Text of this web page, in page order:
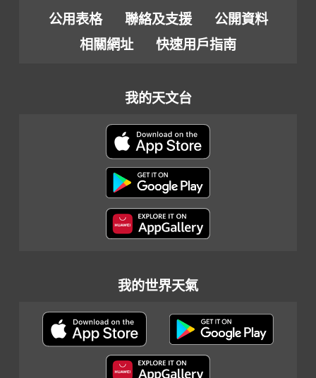
公用表格 聯絡及支援
公開資料
相關網址
快速用戶指南
我的天文台
我的世界天氣